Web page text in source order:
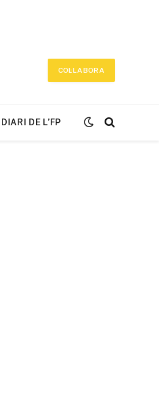
COL·LABORA
DIARI DE L’FP